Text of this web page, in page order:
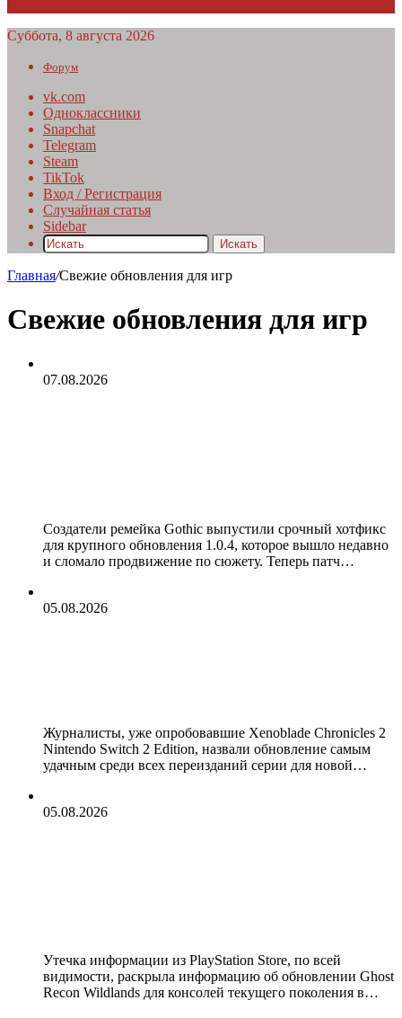
Суббота, 8 августа 2026
Форум
vk.com
Одноклассники
Snapchat
Telegram
Steam
TikTok
Вход / Регистрация
Случайная статья
Sidebar
Искать
Главная/Свежие обновления для игр
Свежие обновления для игр
07.08.2026
Создатели ремейка Gothic выпустили срочный хотфикс
для крупного обновления 1.0.4, которое вышло недавно
и сломало продвижение по сюжету. Теперь патч…
05.08.2026
Журналисты, уже опробовавшие Xenoblade Chronicles 2
Nintendo Switch 2 Edition, назвали обновление самым
удачным среди всех переизданий серии для новой…
05.08.2026
Утечка информации из PlayStation Store, по всей
видимости, раскрыла информацию об обновлении Ghost
Recon Wildlands для консолей текущего поколения в…